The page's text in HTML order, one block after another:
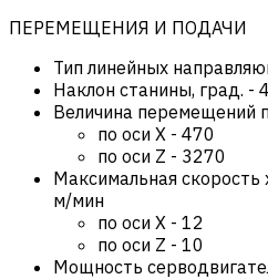
ПЕРЕМЕЩЕНИЯ И ПОДАЧИ
Тип линейных
Наклон станины, град. -
Величина перемещений
по оси Х - 470
по оси Z - 3270
Максимальная
м/мин
по оси Х - 12
по оси Z - 10
Мощность